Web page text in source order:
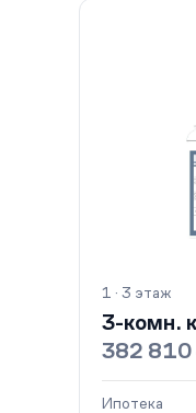
1 · 3 этаж
3-комн.
382 810
Ипотека